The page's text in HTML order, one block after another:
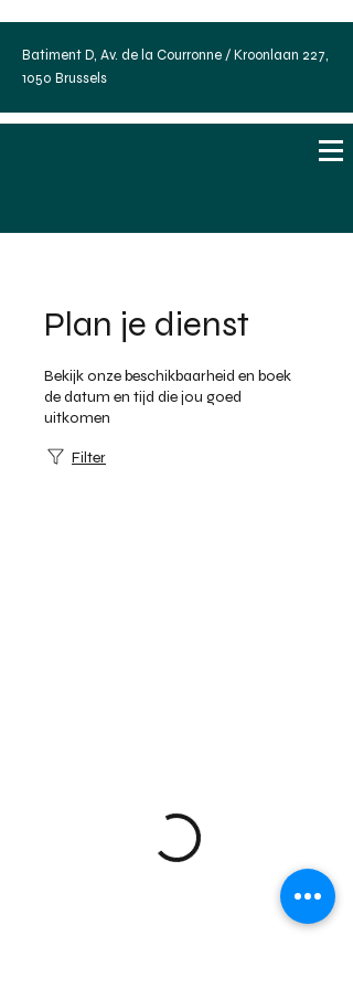
Batiment D, Av. de la Courronne / Kroonlaan 227,
1050 Brussels
Plan je dienst
Bekijk onze beschikbaarheid en boek
de datum en tijd die jou goed
uitkomen
Filter